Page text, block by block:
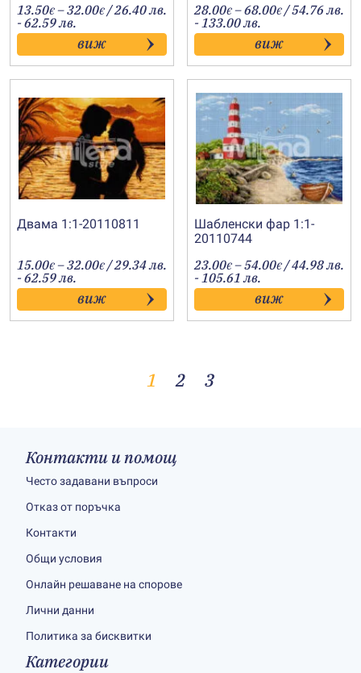
13.50€ –32.00€Price
range:
13.50€
through
32.00€
/ 26.40 лв.
- 62.59 лв.
виж
28.00€ –68.00€Price
range:
28.00€
through
68.00€
/ 54.76 лв.
- 133.00 лв.
виж
Двама 1:1-20110811
15.00€ –32.00€Price
range:
15.00€
through
32.00€
/ 29.34 лв.
- 62.59 лв.
виж
Шабленски фар 1:1-
20110744
23.00€ –54.00€Price
range:
23.00€
through
54.00€
/ 44.98 лв.
- 105.61 лв.
виж
1 2 3
Контакти и помощ
Често задавани въпроси
Отказ от поръчка
Контакти
Общи условия
Онлайн решаване на спорове
Лични данни
Политика за бисквитки
Категории